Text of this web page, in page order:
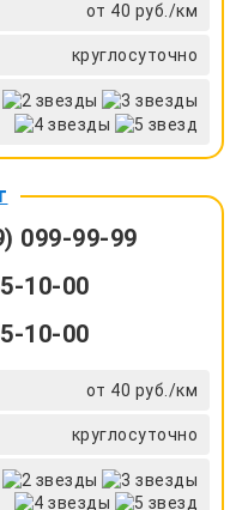
от 40 руб./км
круглосуточно
099-99-99
10-00
10-00
от 40 руб./км
круглосуточно